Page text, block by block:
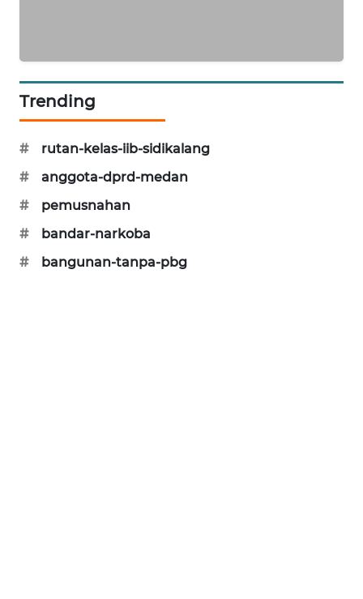
Trending
#
rutan-kelas-iib-sidikalang
#
anggota-dprd-medan
#
pemusnahan
#
bandar-narkoba
#
bangunan-tanpa-pbg
NEWS
ASA
NEWS